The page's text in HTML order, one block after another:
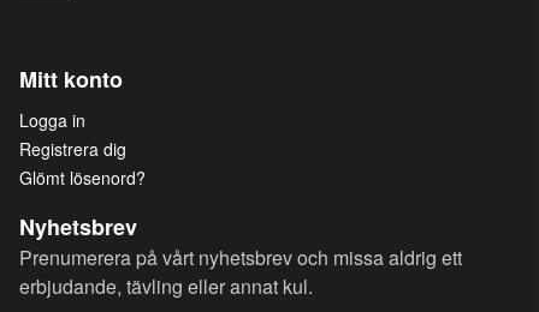
Mitt konto
Logga in
Registrera dig
Glömt lösenord?
Nyhetsbrev
Prenumerera på vårt nyhetsbrev och missa aldrig ett
erbjudande, tävling eller annat kul.